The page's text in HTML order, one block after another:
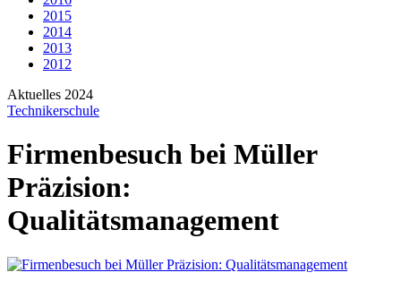
2015
2014
2013
2012
Aktuelles 2024
Technikerschule
Firmenbesuch bei Müller
Präzision:
Qualitätsmanagement